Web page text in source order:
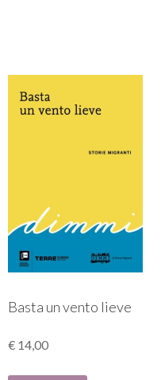
Basta un vento lieve
€ 14,00